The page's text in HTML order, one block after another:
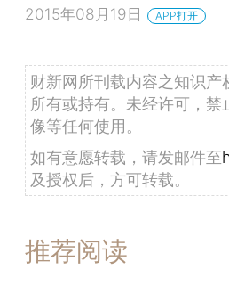
2015年08月19日 APP打开
财新网所刊载内容之知识
所有或持有。未经许可，
像等任何使用。
如有意愿转载，请发邮件至
及授权后，方可转载。
推荐阅读